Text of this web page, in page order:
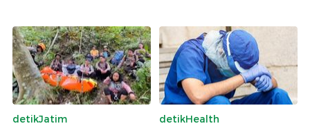
detikJatim
detikHealth